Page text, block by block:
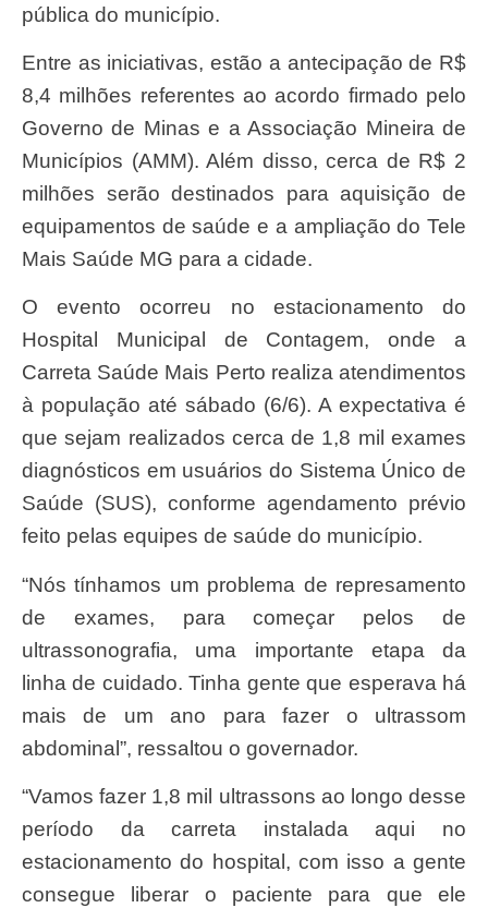
pública do município.
Entre as iniciativas, estão a antecipação de R$
8,4 milhões referentes ao acordo firmado pelo
Governo de Minas e a Associação Mineira de
Municípios (AMM). Além disso, cerca de R$ 2
milhões serão destinados para aquisição de
equipamentos de saúde e a ampliação do Tele
Mais Saúde MG para a cidade.
O evento ocorreu no estacionamento do
Hospital Municipal de Contagem, onde a
Carreta Saúde Mais Perto realiza atendimentos
à população até sábado (6/6). A expectativa é
que sejam realizados cerca de 1,8 mil exames
diagnósticos em usuários do Sistema Único de
Saúde (SUS), conforme agendamento prévio
feito pelas equipes de saúde do município.
“Nós tínhamos um problema de represamento
de exames, para começar pelos de
ultrassonografia, uma importante etapa da
linha de cuidado. Tinha gente que esperava há
mais de um ano para fazer o ultrassom
abdominal”, ressaltou o governador.
“Vamos fazer 1,8 mil ultrassons ao longo desse
período da carreta instalada aqui no
estacionamento do hospital, com isso a gente
consegue liberar o paciente para que ele